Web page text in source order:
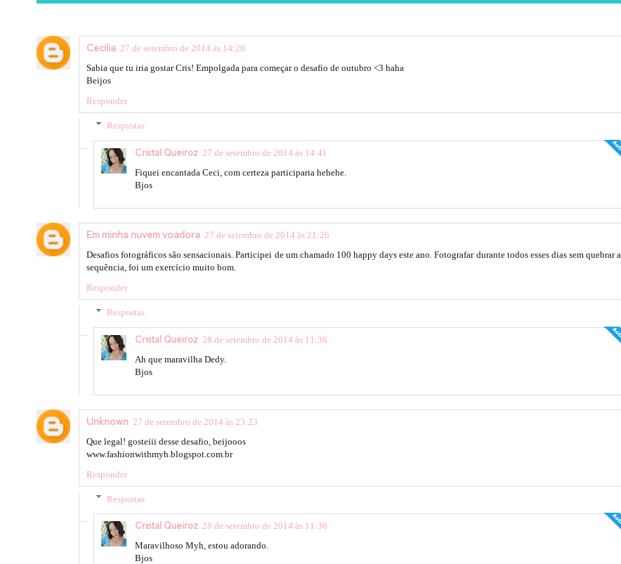
Cecilia 27 de setembro de 2014 às 14:20
Sabia que tu iria gostar Cris! Empolgada para começar o desafio de outubro <3 haha
Beijos
Responder
Respostas
Cristal Queiroz 27 de setembro de 2014 às 14:41
Fiquei encantada Ceci, com certeza participaria hehehe.
Bjos
Em minha nuvem voadora 27 de setembro de 2014 às 21:26
Desafios fotográficos são sensacionais. Participei de um chamado 100 happy days este ano. Fotografar durante todos esses dias sem quebrar a
sequência, foi um exercício muito bom.
Responder
Respostas
Cristal Queiroz 28 de setembro de 2014 às 11:36
Ah que maravilha Dedy.
Bjos
Unknown 27 de setembro de 2014 às 23:23
Que legal! gosteiii desse desafio, beijooos
www.fashionwithmyh.blogspot.com.br
Responder
Respostas
Cristal Queiroz 28 de setembro de 2014 às 11:36
Maravilhoso Myh, estou adorando.
Bjos